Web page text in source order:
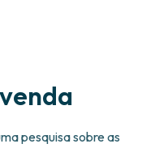
pesquisa sobre as